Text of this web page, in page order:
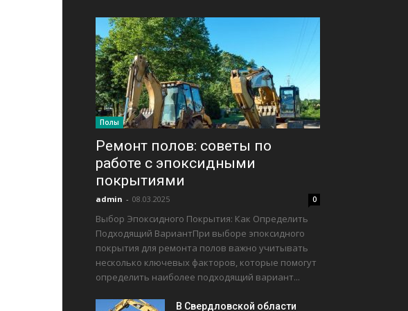
Полы
Ремонт полов: советы по
работе с эпоксидными
покрытиями
admin - 08.03.2025 0
Выбор Эпоксидного Покрытия: Как Определить
Подходящий ВариантПри выборе эпоксидного
покрытия для ремонта полов важно учитывать
несколько ключевых факторов, которые помогут
определить наиболее подходящий вариант...
В Свердловской области